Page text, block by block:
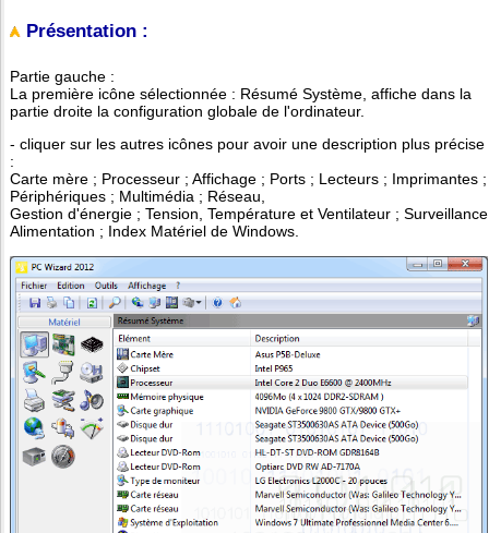
Présentation :
Partie gauche :
La première icône sélectionnée : Résumé Système, affiche dans la
partie droite la configuration globale de l'ordinateur.
- cliquer sur les autres icônes pour avoir une description plus précise
:
Carte mère ; Processeur ; Affichage ; Ports ; Lecteurs ; Imprimantes ;
Périphériques ; Multimédia ; Réseau,
Gestion d'énergie ; Tension, Température et Ventilateur ; Surveillance
Alimentation ; Index Matériel de Windows.